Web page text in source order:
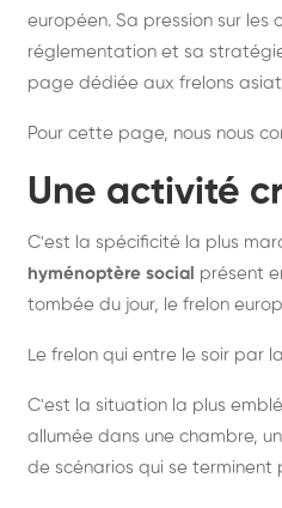
européen. Sa pression sur
réglementation et sa
page dédiée aux frelons
Pour cette page, nous nous
Une activité
C'est la spécificité la plus
hyménoptère social présent
tombée du jour, le frelon
Le frelon qui entre le soir par
C'est la situation la plus
allumée dans une chambre,
de scénarios qui se